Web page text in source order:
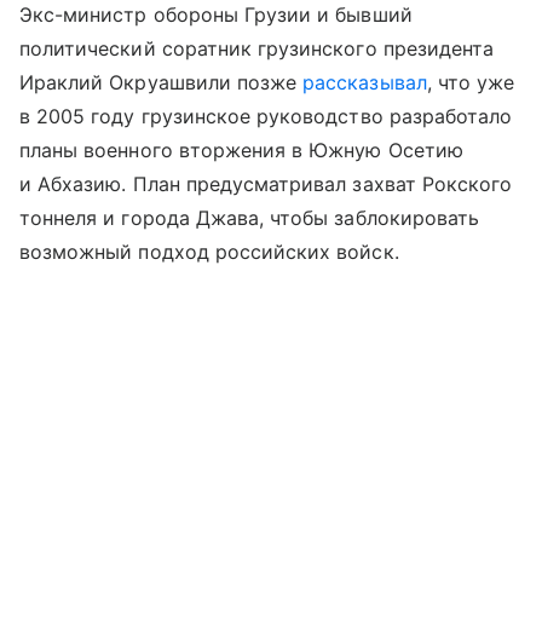
Экс-министр обороны Грузии и бывший
политический соратник грузинского президента
Ираклий Окруашвили позже рассказывал, что уже
в 2005 году грузинское руководство разработало
планы военного вторжения в Южную Осетию
и Абхазию. План предусматривал захват Рокского
тоннеля и города Джава, чтобы заблокировать
возможный подход российских войск.